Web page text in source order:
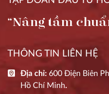
“Nâng tầm
THÔNG TIN LIÊN HỆ
Địa chỉ: 600 Điện Biên
Hồ Chí Minh.